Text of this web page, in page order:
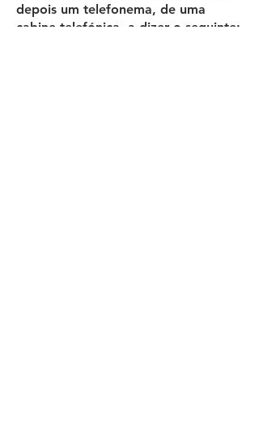
depois um telefonema, de uma
cabine telefónica, a dizer o seguinte: